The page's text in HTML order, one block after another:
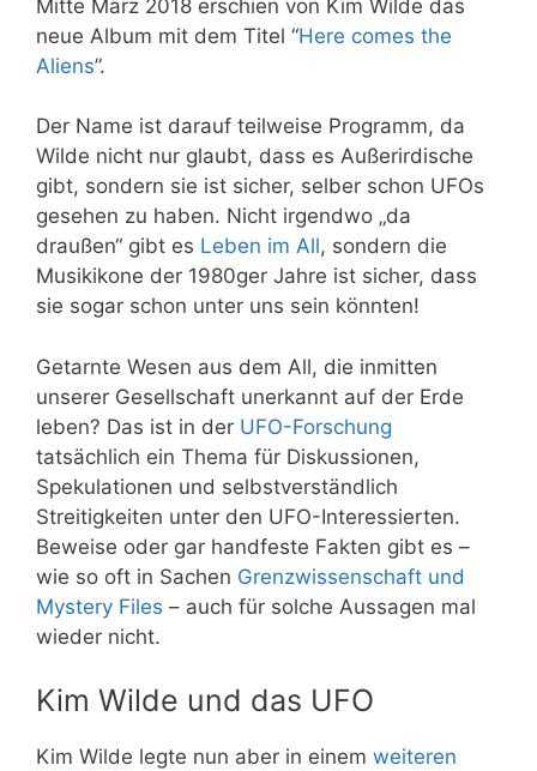
Mitte März 2018 erschien von Kim Wilde das
neue Album mit dem Titel “Here comes the
Aliens”.
Der Name ist darauf teilweise Programm, da
Wilde nicht nur glaubt, dass es Außerirdische
gibt, sondern sie ist sicher, selber schon UFOs
gesehen zu haben. Nicht irgendwo „da
draußen“ gibt es Leben im All, sondern die
Musikikone der 1980ger Jahre ist sicher, dass
sie sogar schon unter uns sein könnten!
Getarnte Wesen aus dem All, die inmitten
unserer Gesellschaft unerkannt auf der Erde
leben? Das ist in der UFO-Forschung
tatsächlich ein Thema für Diskussionen,
Spekulationen und selbstverständlich
Streitigkeiten unter den UFO-Interessierten.
Beweise oder gar handfeste Fakten gibt es –
wie so oft in Sachen Grenzwissenschaft und
Mystery Files – auch für solche Aussagen mal
wieder nicht.
Kim Wilde und das UFO
Kim Wilde legte nun aber in einem weiteren